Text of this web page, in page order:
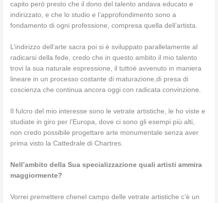
capito però presto che il dono del talento andava educato e
indirizzato, e che lo studio e l’approfondimento sono a
fondamento di ogni professione, compresa quella dell’artista.
L’indirizzo dell’arte sacra poi si è sviluppato parallelamente al
radicarsi della fede, credo che in questo ambito il mio talento
trovi la sua naturale espressione, il tuttoè avvenuto in maniera
lineare in un processo costante di maturazione,di presa di
coscienza che continua ancora oggi con radicata convinzione.
Il fulcro del mio interesse sono le vetrate artistiche, le ho viste e
studiate in giro per l’Europa, dove ci sono gli esempi più alti,
non credo possibile progettare arte monumentale senza aver
prima visto la Cattedrale di Chartres.
Nell’ambito della Sua specializzazione quali artisti ammira
maggiormente?
Vorrei premettere chenel campo delle vetrate artistiche c’è un